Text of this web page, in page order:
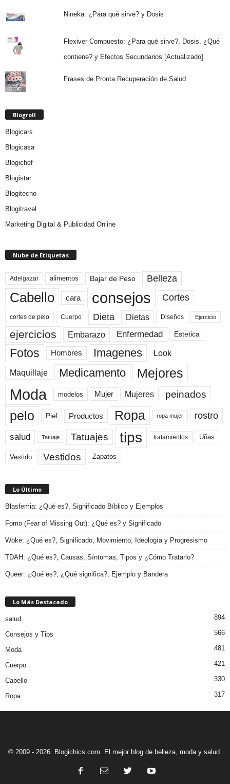
Nineka: ¿Para qué sirve? y Dosis
Flexiver Compuesto: ¿Para qué sirve?, Dosis, ¿Qué
contiene? y Efectos Secundarios [Actualizado]
Frases de Pronta Recuperación de Salud
Blogroll
Blogicars
Blogicasa
Blogichef
Blogistar
Blogitecno
Blogitravel
Marketing Digital & Publicidad Online
Nube de Etiquetas
Adelgazar alimentos Bajar de Peso Belleza
Cabello cara consejos Cortes
cortes de pelo Cuerpo Dieta Dietas Diseños Ejercicio
ejercicios Embarazo Enfermedad Estetica
Fotos Hombres Imagenes Look
Maquillaje Medicamento Mejores
Moda modelos Mujer Mujeres peinados
pelo Piel Productos Ropa ropa mujer rostro
salud Tatuaje Tatuajes tips tratamientos Uñas
Vestido Vestidos Zapatos
Lo Último
Blasfemia: ¿Qué es?, Significado Bíblico y Ejemplos
Fomo (Fear of Missing Out): ¿Qué es? y Significado
Woke: ¿Qué es?, Significado, Movimiento, Ideología y Progresismo
TDAH: ¿Qué es?, Causas, Síntomas, Tipos y ¿Cómo Tratarlo?
Queer: ¿Qué es?, ¿Qué significa?, Ejemplo y Bandera
Lo Más Destacado
salud 894
Consejos y Tips 566
Moda 481
Cuerpo 421
Cabello 330
Ropa 317
© 2009 - 2026. Blogichics.com. El mejor blog de belleza, moda y salud.